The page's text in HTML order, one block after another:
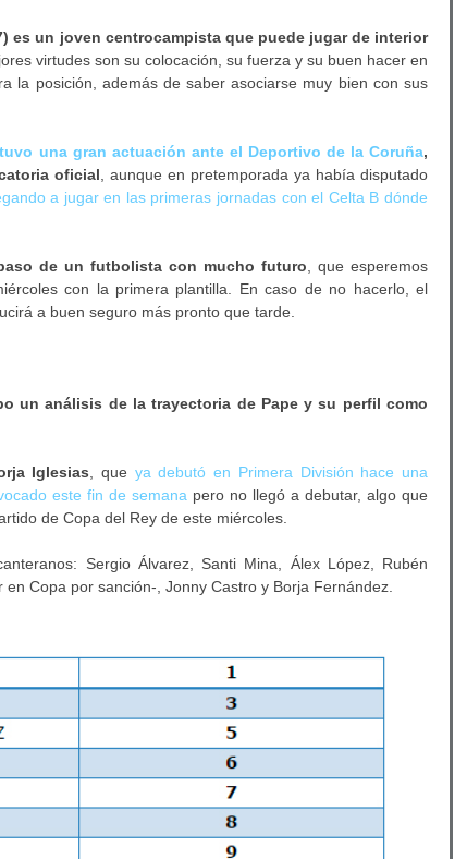
es un joven centrocampista que puede jugar de interior
virtudes son su colocación, su fuerza y su buen hacer en
la posición, además de saber asociarse muy bien con sus
tuvo una gran actuación ante el Deportivo de la Coruña,
oficial , aunque en pretemporada ya había disputado
a jugar en las primeras jornadas con el Celta B dónde
de un futbolista con mucho futuro , que esperemos
con la primera plantilla. En caso de no hacerlo, el
a buen seguro más pronto que tarde.
un análisis de la trayectoria de Pape y su perfil como
Iglesias , que ya debutó en Primera División hace una
este fin de semana pero no llegó a debutar, algo que
de Copa del Rey de este miércoles.
Sergio Álvarez, Santi Mina, Álex López, Rubén
Copa por sanción-, Jonny Castro y Borja Fernández.